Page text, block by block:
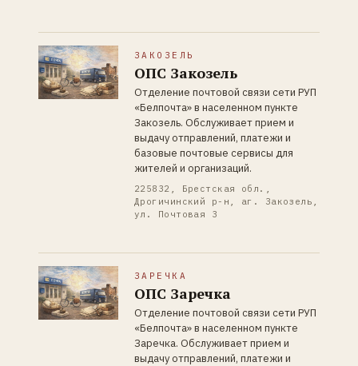
ЗАКОЗЕЛЬ
ОПС Закозель
Отделение почтовой связи сети РУП
«Белпочта» в населенном пункте
Закозель. Обслуживает прием и
выдачу отправлений, платежи и
базовые почтовые сервисы для
жителей и организаций.
225832, Брестская обл.,
Дрогичинский р-н, аг. Закозель,
ул. Почтовая 3
ЗАРЕЧКА
ОПС Заречка
Отделение почтовой связи сети РУП
«Белпочта» в населенном пункте
Заречка. Обслуживает прием и
выдачу отправлений, платежи и